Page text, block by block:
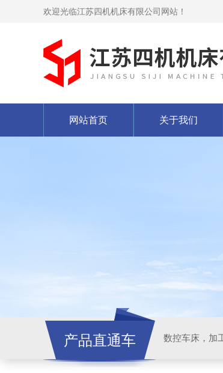
欢迎光临江苏四机机床有限公司网站！
网站首页 关于我们
产品直通车